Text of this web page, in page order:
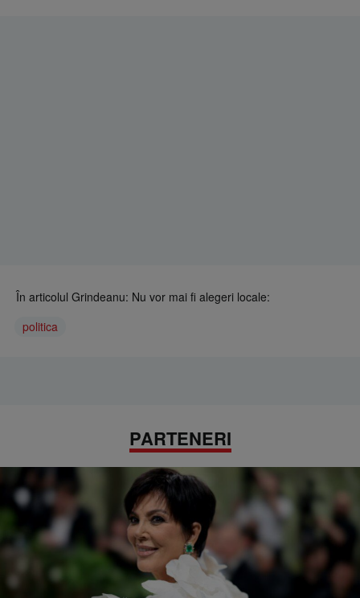
În articolul Grindeanu: Nu vor mai fi alegeri locale:
politica
PARTENERI